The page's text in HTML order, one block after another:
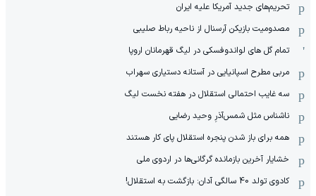
تحریم‌های جدید آمریکا علیه ایران
مصدومیت بازیکن آرسنال از ناحیه رباط صلیبی
تمام گل های لواندوفسکی در لیگ قهرمانان اروپا
مربی مطرح اسپانیایی در آستانه دستیاری سهراب
سه غایب احتمالی استقلال در هفته نخست لیگ
ناشناس مثل شمس‌آذرِ وحید رضایی
همه برای باز شدن پنجره استقلال پای کار هستند
خشایار آخرین بازمانده گرگانی‌ها در اردوی ملی
کادوی تولد 40 سالگی آدان: بازگشت به استقلال!